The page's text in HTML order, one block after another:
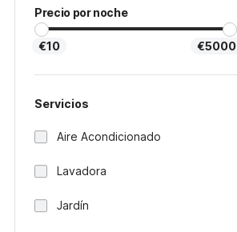
Precio por noche
€10 €5000
Servicios
Aire Acondicionado
Lavadora
Jardín